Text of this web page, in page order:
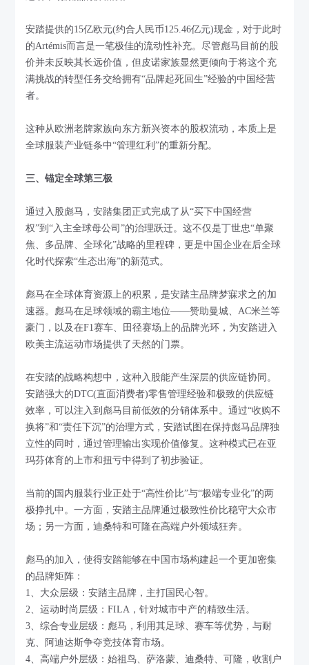
安踏提供的15亿欧元(约合人民币125.46亿元)现金，对于此时
的Artémis而言是一笔极佳的流动性补充。尽管彪马目前的股
价并未反映其长远价值，但皮诺家族显然更倾向于将这个充
满挑战的转型任务交给拥有“品牌起死回生”经验的中国经营
者。
这种从欧洲老牌家族向东方新兴资本的股权流动，本质上是
全球服装产业链条中“管理红利”的重新分配。
三、锚定全球第三极
通过入股彪马，安踏集团正式完成了从“买下中国经营
权”到“入主全球母公司”的治理跃迁。这不仅是丁世忠“单聚
焦、多品牌、全球化”战略的里程碑，更是中国企业在后全球
化时代探索“生态出海”的新范式。
彪马在全球体育资源上的积累，是安踏主品牌梦寐求之的加
速器。彪马在足球领域的霸主地位——赞助曼城、AC米兰等
豪门，以及在F1赛车、田径赛场上的品牌光环，为安踏进入
欧美主流运动市场提供了天然的门票。
在安踏的战略构想中，这种入股能产生深层的供应链协同。
安踏强大的DTC(直面消费者)零售管理经验和极致的供应链
效率，可以注入到彪马目前低效的分销体系中。通过“收购不
换将”和“责任下沉”的治理方式，安踏试图在保持彪马品牌独
立性的同时，通过管理输出实现价值修复。这种模式已在亚
玛芬体育的上市和扭亏中得到了初步验证。
当前的国内服装行业正处于“高性价比”与“极端专业化”的两
极挣扎中。一方面，安踏主品牌通过极致性价比稳守大众市
场；另一方面，迪桑特和可隆在高端户外领域狂奔。
彪马的加入，使得安踏能够在中国市场构建起一个更加密集
的品牌矩阵：
1、大众层级：安踏主品牌，主打国民心智。
2、运动时尚层级：FILA，针对城市中产的精致生活。
3、综合专业层级：彪马，利用其足球、赛车等优势，与耐
克、阿迪达斯争夺竞技体育市场。
4、高端户外层级：始祖鸟、萨洛蒙、迪桑特、可隆，收割户